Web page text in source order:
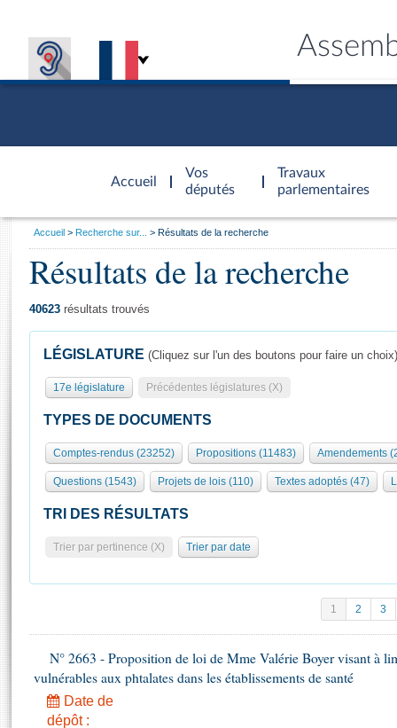
Accueil
d'accueil
Vos
députés
Travaux
parlementaires
Présidence
577 députés
Groupes politiques
Séance publique
Commissions et autres organes
Europe et International
Pétitions
Projets de loi
Propositions de loi
Amendements
Textes adoptés
Général
Rôle et pouvoirs de l'Assemblée
Organisation de l'Assemblée
Présidence Conférence des Présidents Bureau Collège des
Statistiques et chiffres clés
Juniors
Visiter l'Assemblée
Visite virtuelle du palais Bourbon
Assister à une séance
Contacts et plan d'accès
Photos libres de droit
Vous
Accueil Recherche sur... Résultats de la recherche
Résultats de la recherche
40623 résultats trouvés
LÉGISLATURE (Cliquez sur l'un des boutons pour faire un choix)
17e législature Précédentes législatures (X)
TYPES DE DOCUMENTS
Comptes-rendus (23252) Propositions (11483) Amendements
Questions (1543) Projets de lois (110) Textes adoptés (47)
TRI DES RÉSULTATS
Trier par pertinence (X) Trier par date
1 2 3
N° 2663 - Proposition de loi de Mme Valérie Boyer visant à
vulnérables aux phtalates dans les établissements de santé
Date de
dépôt :